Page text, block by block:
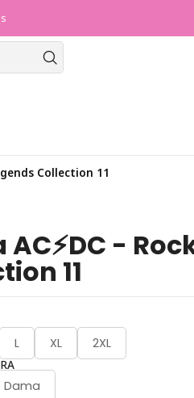
Collection 11
AC⚡DC -
11
L XL 2XL
Dama